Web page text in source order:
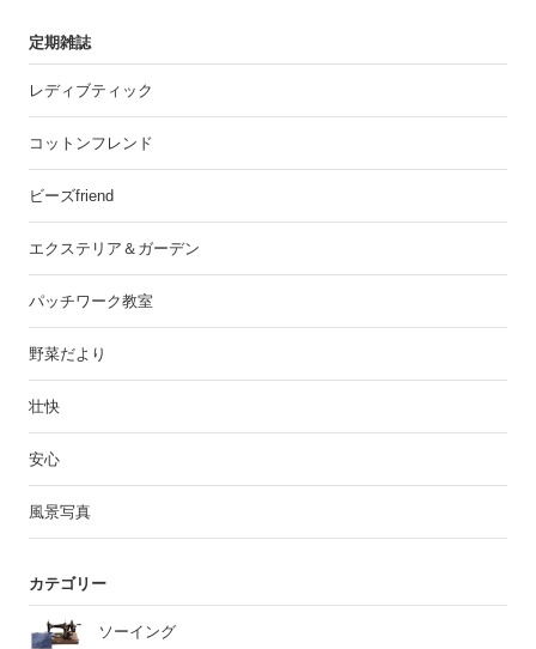
定期雑誌
レディブティック
コットンフレンド
ビーズfriend
エクステリア＆ガーデン
パッチワーク教室
野菜だより
壮快
安心
風景写真
カテゴリー
ソーイング